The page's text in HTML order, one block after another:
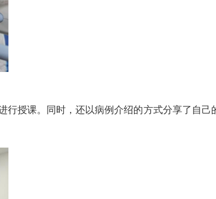
行授课。同时，还以病例介绍的方式分享了自己